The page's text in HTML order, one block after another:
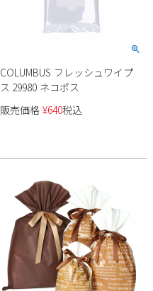
COLUMBUS フレッシュワイプ
ス 29980 ネコポス
販売価格 ¥640税込